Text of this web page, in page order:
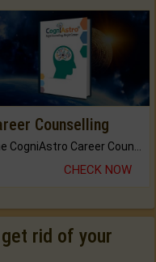
Counselling
The CogniAstro Career Counselling Report is the most comprehensive report available on this topic.
CHECK NOW
rid of your